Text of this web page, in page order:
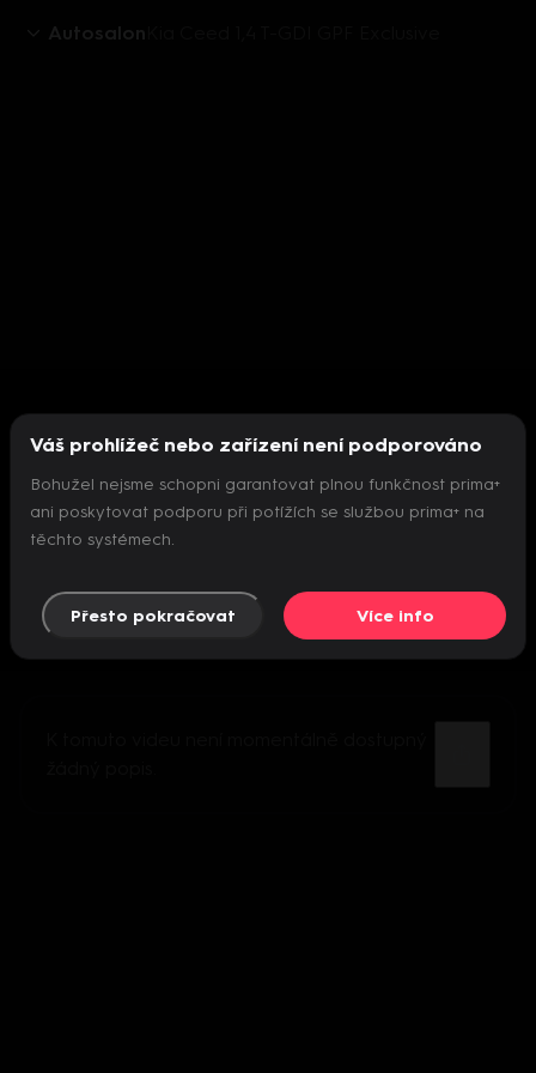
Autosalon
Nepodařilo se inicializovat přehrávač
Váš prohlížeč nebo zařízení není podporováno
Bohužel nejsme schopni garantovat plnou funkčnost prima+
ani poskytovat podporu při potížích se službou prima+ na
těchto systémech.
Přesto pokračovat Více info